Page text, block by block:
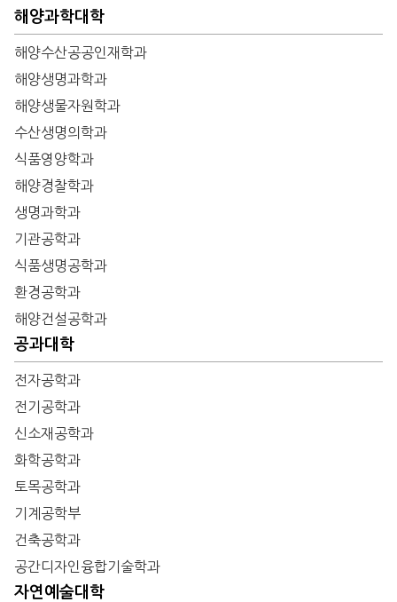
해양과학대학
해양수산공공인재학과
해양생명과학과
해양생물자원학과
수산생명의학과
식품영양학과
해양경찰학과
생명과학과
기관공학과
식품생명공학과
환경공학과
해양건설공학과
공과대학
전자공학과
전기공학과
신소재공학과
화학공학과
토목공학과
기계공학부
건축공학과
공간디자인융합기술학과
자연예술대학